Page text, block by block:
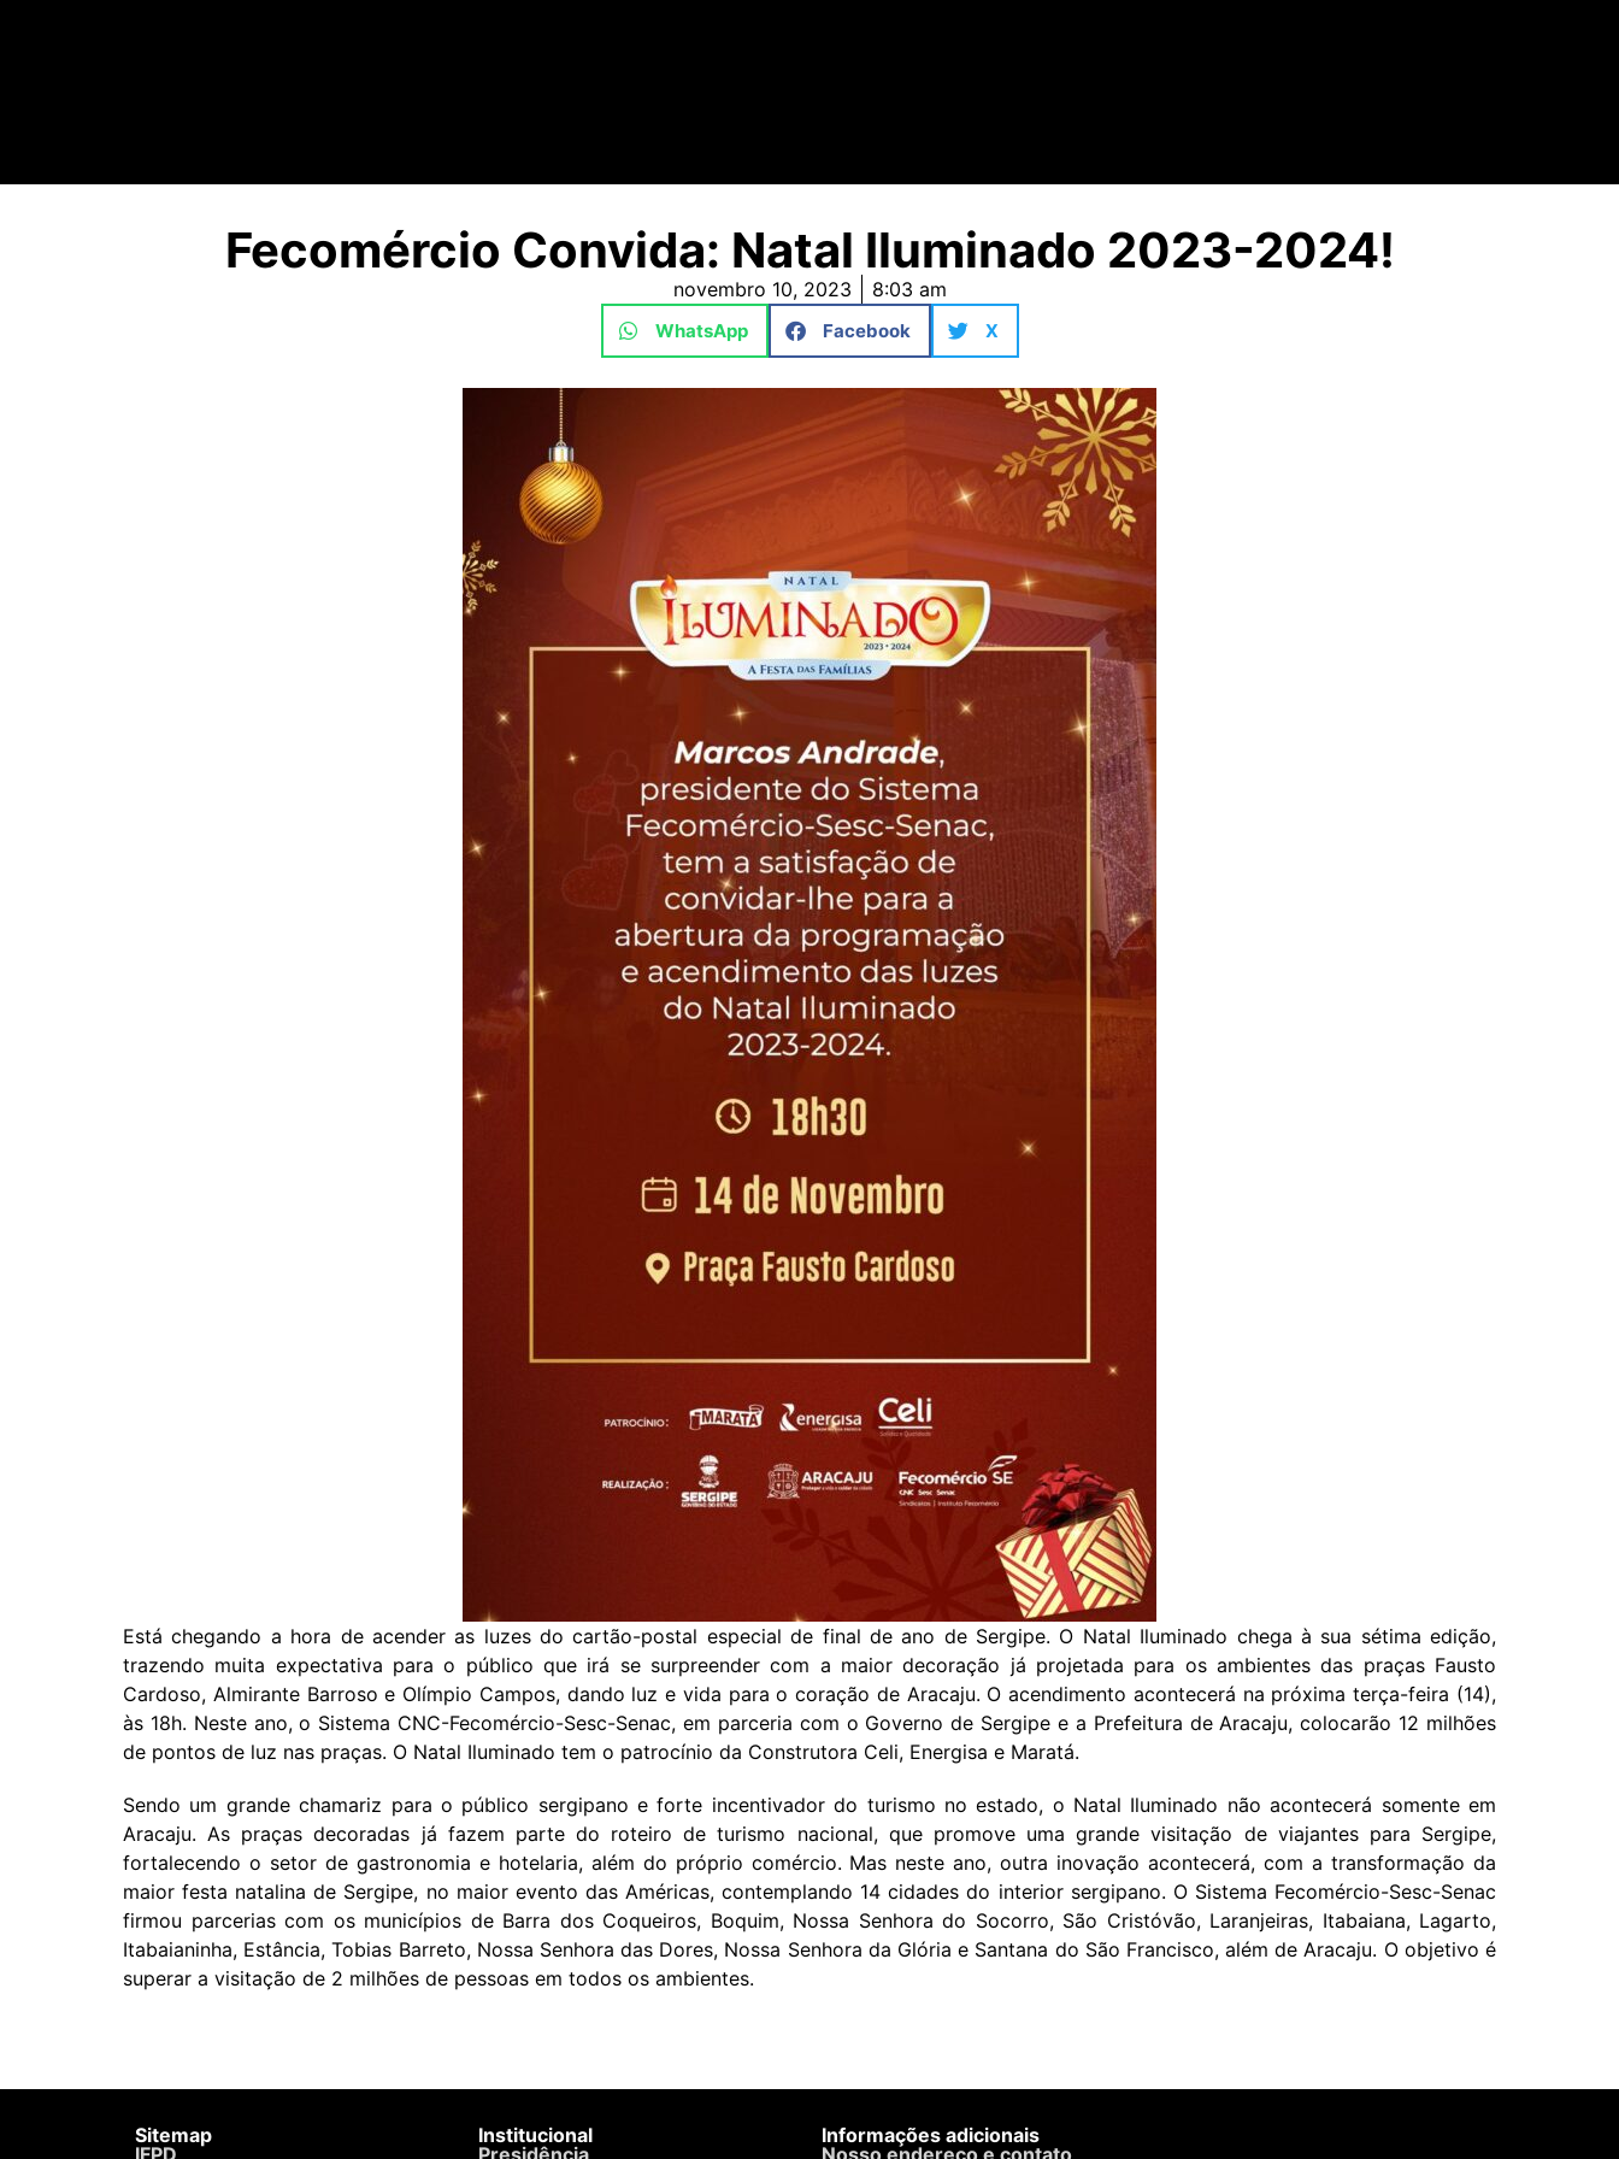
Fecomércio Convida: Natal Iluminado 2023-2024!
novembro 10, 2023 8:03 am
WhatsApp Facebook X
Está chegando a hora de acender as luzes do cartão-postal especial de final de ano de Sergipe. O Natal Iluminado chega à sua sétima edição,
trazendo muita expectativa para o público que irá se surpreender com a maior decoração já projetada para os ambientes das praças Fausto
Cardoso, Almirante Barroso e Olímpio Campos, dando luz e vida para o coração de Aracaju. O acendimento acontecerá na próxima terça-feira (14),
às 18h. Neste ano, o Sistema CNC-Fecomércio-Sesc-Senac, em parceria com o Governo de Sergipe e a Prefeitura de Aracaju, colocarão 12 milhões
de pontos de luz nas praças. O Natal Iluminado tem o patrocínio da Construtora Celi, Energisa e Maratá.
Sendo um grande chamariz para o público sergipano e forte incentivador do turismo no estado, o Natal Iluminado não acontecerá somente em
Aracaju. As praças decoradas já fazem parte do roteiro de turismo nacional, que promove uma grande visitação de viajantes para Sergipe,
fortalecendo o setor de gastronomia e hotelaria, além do próprio comércio. Mas neste ano, outra inovação acontecerá, com a transformação da
maior festa natalina de Sergipe, no maior evento das Américas, contemplando 14 cidades do interior sergipano. O Sistema Fecomércio-Sesc-Senac
firmou parcerias com os municípios de Barra dos Coqueiros, Boquim, Nossa Senhora do Socorro, São Cristóvão, Laranjeiras, Itabaiana, Lagarto,
Itabaianinha, Estância, Tobias Barreto, Nossa Senhora das Dores, Nossa Senhora da Glória e Santana do São Francisco, além de Aracaju. O objetivo é
superar a visitação de 2 milhões de pessoas em todos os ambientes.
Sitemap
IFPD
Institucional
Presidência
Informações adicionais
Nosso endereço e contato